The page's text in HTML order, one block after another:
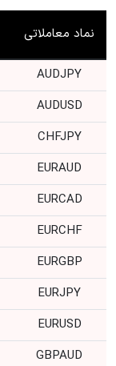
نماد معاملاتی
AUDJPY
AUDUSD
CHFJPY
EURAUD
EURCAD
EURCHF
EURGBP
EURJPY
EURUSD
GBPAUD